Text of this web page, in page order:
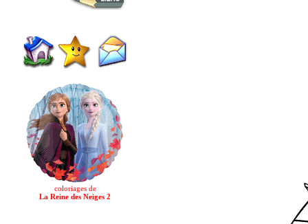
coloriages de
La Reine des Neiges 2